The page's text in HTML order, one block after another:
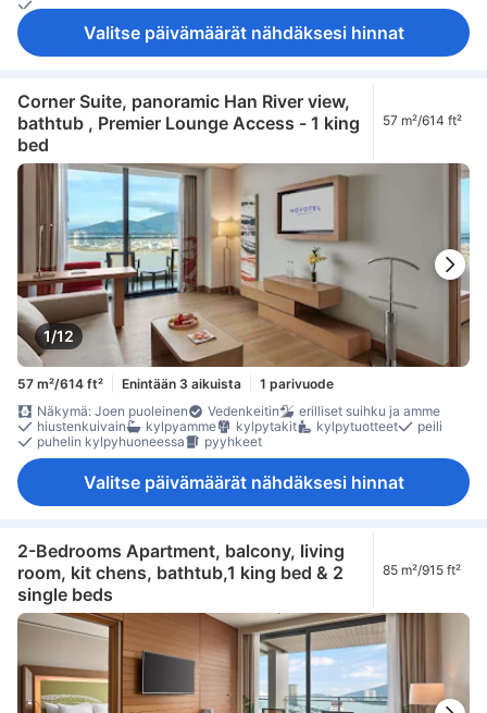
peili
Valitse päivämäärät nähdäksesi hinnat
Corner Suite, panoramic Han River view,
bathtub , Premier Lounge Access - 1 king
bed
57 m²/614 ft²
1/12
57 m²/614 ft² Enintään 3 aikuista
1 parivuode
Näkymä: Joen puoleinen
Vedenkeitin
erilliset suihku ja amme
hiustenkuivain
kylpyamme kylpytakit kylpytuotteet
peili
puhelin kylpyhuoneessa
pyyhkeet
Valitse päivämäärät nähdäksesi hinnat
2-Bedrooms Apartment, balcony, living
room, kit chens, bathtub,1 king bed & 2
single beds
85 m²/915 ft²